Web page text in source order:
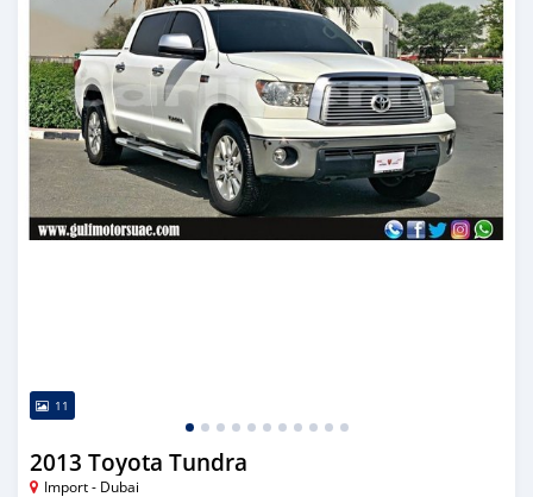
11
2013 Toyota Tundra
Import - Dubai